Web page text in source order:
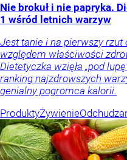
Nie brokuł i nie papryka.
1 wśród letnich warzyw
Jest tanie i na pierwszy rzut
względem właściwości
Dietetyczka wzięła „pod
ranking najzdrowszych
genialny pogromca kalorii.
ProduktyŻywienie